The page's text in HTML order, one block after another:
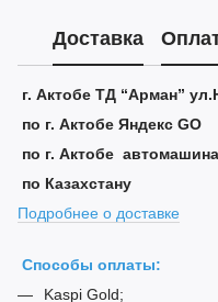
Доставка
г. Актобе ТД “Арман”
по г. Актобе Яндекс GO
по г. Актобе
по Казахстану
Подробнее о доставке
Способы оплаты:
Kaspi Gold;